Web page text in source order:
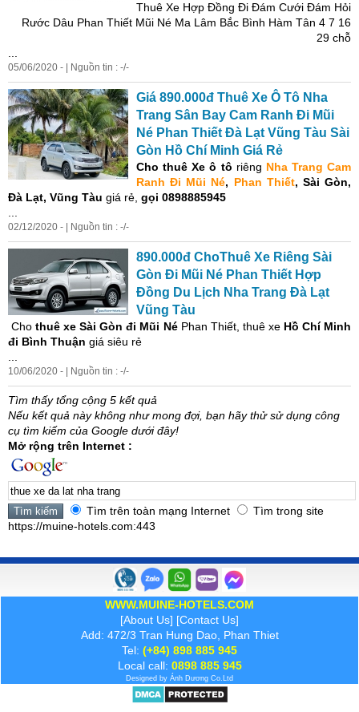
Thuê Xe Hợp Đồng Đi Đám Cưới Đám Hỏi
Rước Dâu Phan Thiết Mũi Né Ma Lâm Bắc Bình Hàm Tân 4 7 16
29 chỗ
05/06/2020 - | Nguồn tin : -/-
Giá 890.000đ Thuê Xe Ô Tô Nha
Trang Sân Bay Cam Ranh Đi Mũi
Né Phan Thiết Đà Lạt Vũng Tàu Sài
Gòn Hồ Chí Minh Giá Rẻ
Cho thuêXe ô tô riêng Nha Trang Cam
Ranh Đi Mũi Né, Phan Thiết, Sài Gòn,
Đà Lạt, Vũng Tàu giá rẻ, gọi 0898885945
02/12/2020 - | Nguồn tin : -/-
890.000đ ChoThuê Xe Riêng Sài
Gòn Đi Mũi Né Phan Thiết Hợp
Đồng Du Lịch Nha Trang Đà Lạt
Vũng Tàu
Chothuêxe Sài Gòn đi Mũi NéPhan Thiết, thuê xe Hồ Chí Minh
đi Bình Thuận giá siêu rẻ
10/06/2020 - | Nguồn tin : -/-
Tìm thấy tổng cộng 5 kết quả
Nếu kết quả này không như mong đợi, bạn hãy thử sử dụng công
cụ tìm kiếm của Google dưới đây!
Mở rộng trên Internet :
Tìm trên toàn mạng Internet
Tìm trong site
https://muine-hotels.com:443
WWW.MUINE-HOTELS.COM
[About Us] [Contact Us]
Add: 472/3 Tran Hung Dao, Phan Thiet
Tel: (+84) 898 885 945
Local call: 0898 885 945
Designed by Ánh Dương Co.Ltd